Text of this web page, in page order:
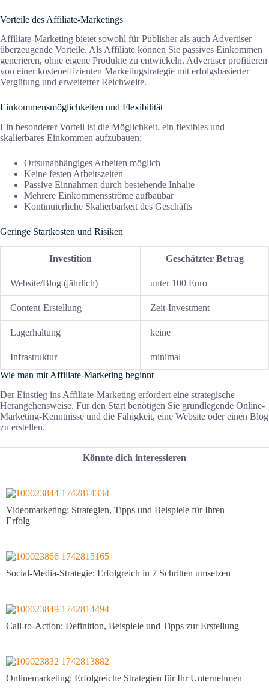
Vorteile des Affiliate-Marketings
Affiliate-Marketing bietet sowohl für Publisher als auch Advertiser
überzeugende Vorteile. Als Affiliate können Sie passives Einkommen
generieren, ohne eigene Produkte zu entwickeln. Advertiser profitieren
von einer kosteneffizienten Marketingstrategie mit erfolgsbasierter
Vergütung und erweiterter Reichweite.
Einkommensmöglichkeiten und Flexibilität
Ein besonderer Vorteil ist die Möglichkeit, ein flexibles und
skalierbares Einkommen aufzubauen:
Ortsunabhängiges Arbeiten möglich
Keine festen Arbeitszeiten
Passive Einnahmen durch bestehende Inhalte
Mehrere Einkommensströme aufbaubar
Kontinuierliche Skalierbarkeit des Geschäfts
Geringe Startkosten und Risiken
Investition Geschätzter Betrag
Website/Blog (jährlich) unter 100 Euro
Content-Erstellung Zeit-Investment
Lagerhaltung keine
Infrastruktur
minimal
Wie man mit Affiliate-Marketing beginnt
Der Einstieg ins Affiliate-Marketing erfordert eine strategische
Herangehensweise. Für den Start benötigen Sie grundlegende Online-
Marketing-Kenntnisse und die Fähigkeit, eine Website oder einen Blog
zu erstellen.
Könnte dich interessieren
Videomarketing: Strategien, Tipps und Beispiele für Ihren
Erfolg
Social-Media-Strategie: Erfolgreich in 7 Schritten umsetzen
Call-to-Action: Definition, Beispiele und Tipps zur Erstellung
Onlinemarketing: Erfolgreiche Strategien für Ihr Unternehmen